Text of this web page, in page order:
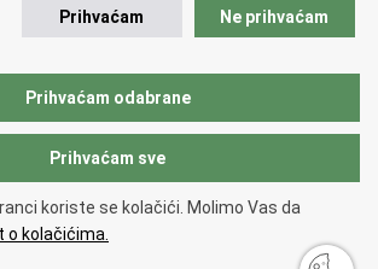
policije.
Prihvaćam Ne prihvaćam
Prihvaćam odabrane
Prihvaćam sve
koriste se kolačići. Molimo Vas da
o kolačićima.